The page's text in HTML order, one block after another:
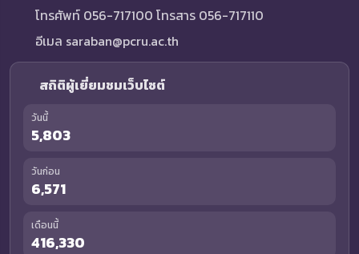
โทรศัพท์ 056-717100 โทรสาร 056-717110
อีเมล saraban@pcru.ac.th
สถิติผู้เยี่ยมชมเว็บไซต์
วันนี้
5,803
วันก่อน
6,571
เดือนนี้
416,330